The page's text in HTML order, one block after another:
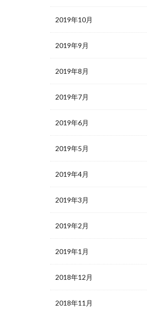
2019年10月
2019年9月
2019年8月
2019年7月
2019年6月
2019年5月
2019年4月
2019年3月
2019年2月
2019年1月
2018年12月
2018年11月